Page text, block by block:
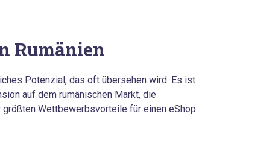
Rumänien
Potenzial, das oft übersehen wird. Es ist
auf dem rumänischen Markt, die
Wettbewerbsvorteile für einen eShop